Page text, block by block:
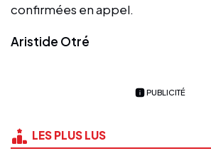
confirmées en appel.
Aristide Otré
PUBLICITÉ
LES PLUS LUS